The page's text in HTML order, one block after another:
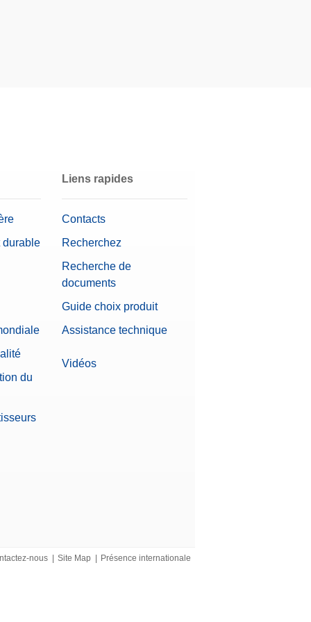
durable
du
Liens rapides
Contacts
Recherchez
Recherche de
documents
Guide choix produit
Assistance technique
Vidéos
nous Site Map Présence internationale